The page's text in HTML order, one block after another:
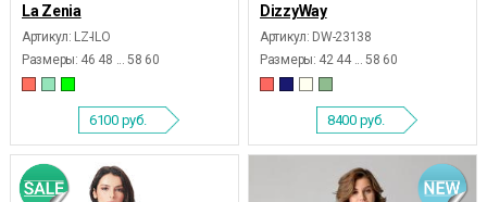
La Zenia
Артикул: LZ-ILO
Размеры: 46 48 ... 58 60
6100 руб.
DizzyWay
Артикул: DW-23138
Размеры: 42 44 ... 58 60
8400 руб.